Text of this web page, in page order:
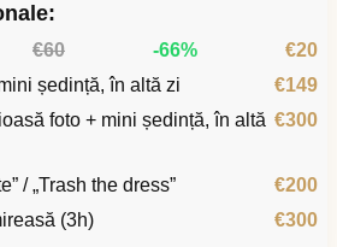
€60 -66%
€20
ședință, în altă zi
€149
foto + mini ședință, în altă €300
/ „Trash the dress”
€200
(3h)
€300